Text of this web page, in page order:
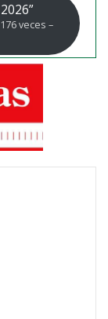
veces –